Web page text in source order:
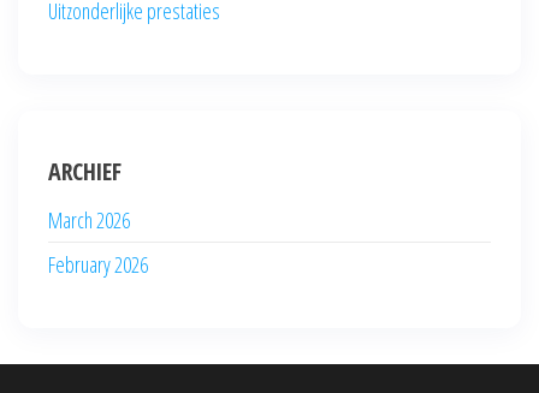
Uitzonderlijke prestaties
ARCHIEF
March 2026
February 2026